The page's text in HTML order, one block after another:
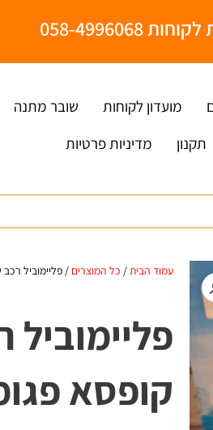
058-4996068
מועדון לקוחות
שובר מתנה
תקנון מדיניות פרטיות
עמוד הבית/ כל המוצרים / פליימוביל
קופסא